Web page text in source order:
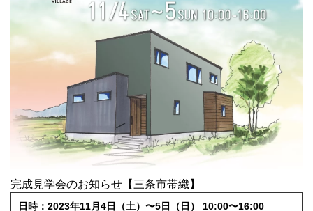
完成見学会のお知らせ【三条市帯織】
日時：2023年11月4日（土）〜5日（日） 10:00〜16:00